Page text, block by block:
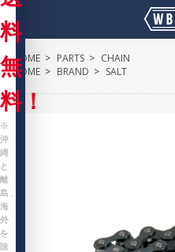
料
無
料！
※
沖
縄
と
離
島、
海
外
を
除
HOME > PARTS > CHAIN
HOME > BRAND > SALT